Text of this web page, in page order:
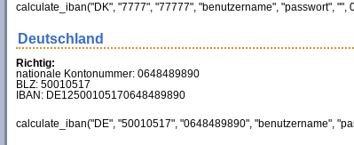
calculate_iban("DK", "7777", "77777", "benutzername", "passwort", "",
Deutschland
Richtig:
nationale Kontonummer: 0648489890
BLZ: 50010517
IBAN: DE12500105170648489890
calculate_iban("DE", "50010517", "0648489890", "benutzername",